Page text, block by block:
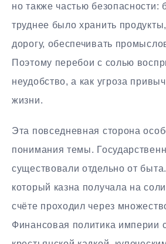
но также частью безопасности:
труднее было хранить
дорогу, обеспечивать
Поэтому перебои с солью
неудобство, а как угроза
жизни.
Эта повседневная сторона
понимания темы.
существовали отдельно от
который казна получала на
счёте проходил через
Финансовая политика империи